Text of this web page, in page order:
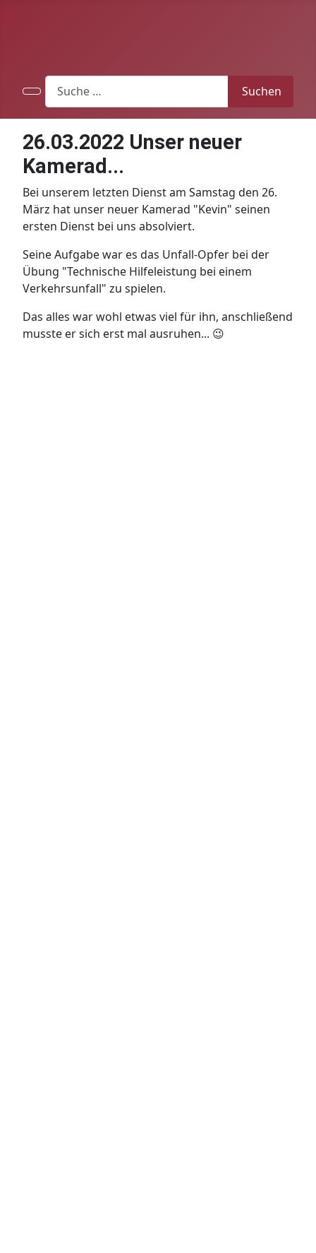
Search
Suchen
26.03.2022 Unser neuer
Kamerad...
Bei unserem letzten Dienst am Samstag den 26.
März hat unser neuer Kamerad "Kevin" seinen
ersten Dienst bei uns absolviert.
Seine Aufgabe war es das Unfall-Opfer bei der
Übung "Technische Hilfeleistung bei einem
Verkehrsunfall" zu spielen.
Das alles war wohl etwas viel für ihn, anschließend
musste er sich erst mal ausruhen... 😉